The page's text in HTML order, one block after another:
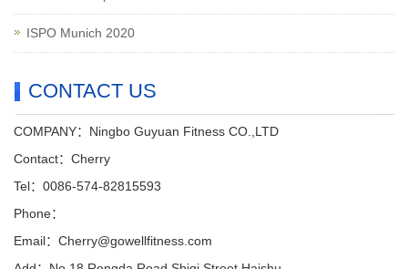
ISPO Munich 2020
CONTACT US
COMPANY：Ningbo Guyuan Fitness CO.,LTD
Contact：Cherry
Tel：0086-574-82815593
Phone：
Email：Cherry@gowellfitness.com